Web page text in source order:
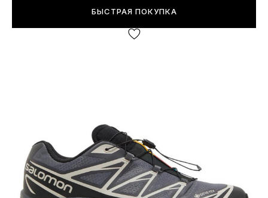
БЫСТРАЯ ПОКУПКА